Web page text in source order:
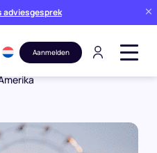
adviesgesprek
Aanmelden